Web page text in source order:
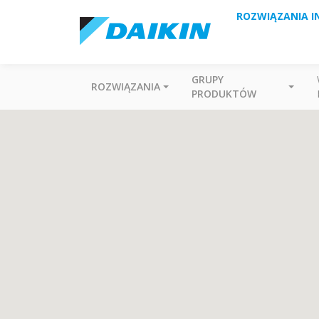
ROZWIĄZANIA
ROZWIĄZANIA
GRUPY
PRODUKTÓW